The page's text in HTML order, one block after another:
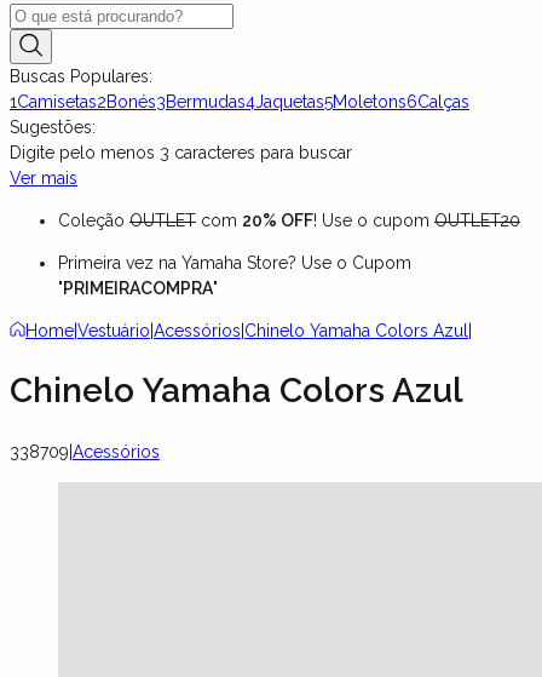
Buscas Populares:
1Camisetas2Bonés3Bermudas4Jaquetas5Moletons6Calças
Sugestões:
Digite pelo menos 3 caracteres para buscar
Ver mais
Coleção OUTLET com 20% OFF! Use o cupom OUTLET20
Primeira vez na Yamaha Store? Use o Cupom
"PRIMEIRACOMPRA"
HomeVestuário Acessórios Chinelo Yamaha Colors Azul
Chinelo Yamaha Colors Azul
338709 Acessórios